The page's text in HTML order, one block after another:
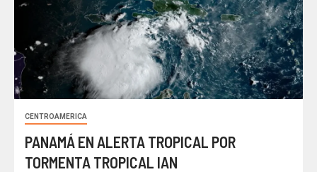
CENTROAMERICA
PANAMÁ EN ALERTA TROPICAL POR
TORMENTA TROPICAL IAN